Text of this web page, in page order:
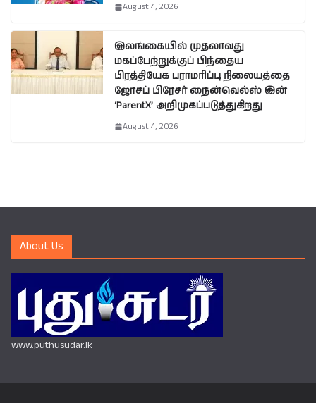
August 4, 2026
இலங்கையில் முதலாவது
மகப்பேற்றுக்குப் பிந்தைய
பிரத்தியேக பராமரிப்பு நிலையத்தை
ஜோசப் பிரேசர் நைன்வெல்ஸ் இன்
‘ParentX’ அறிமுகப்படுத்துகிறது
August 4, 2026
About Us
www.puthusudar.lk